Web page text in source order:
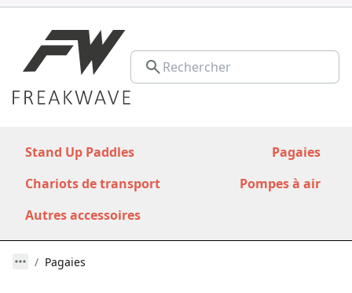
Stand Up Paddles
Pagaies
Chariots de transport
Pompes à air
Autres accessoires
Pagaies